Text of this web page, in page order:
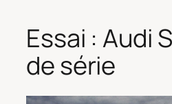
Essai : Audi
de série